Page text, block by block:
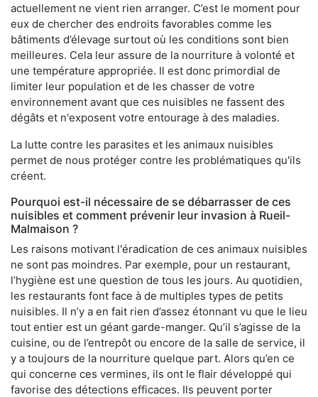
actuellement ne vient rien arranger. C’est le moment pour
eux de chercher des endroits favorables comme les
bâtiments d’élevage surtout où les conditions sont bien
meilleures. Cela leur assure de la nourriture à volonté et
une température appropriée. Il est donc primordial de
limiter leur population et de les chasser de votre
environnement avant que ces nuisibles ne fassent des
dégâts et n'exposent votre entourage à des maladies.
La lutte contre les parasites et les animaux nuisibles
permet de nous protéger contre les problématiques qu'ils
créent.
Pourquoi est-il nécessaire de se débarrasser de ces
nuisibles et comment prévenir leur invasion à Rueil-
Malmaison ?
Les raisons motivant l'éradication de ces animaux nuisibles
ne sont pas moindres. Par exemple, pour un restaurant,
l’hygiène est une question de tous les jours. Au quotidien,
les restaurants font face à de multiples types de petits
nuisibles. Il n’y a en fait rien d’assez étonnant vu que le lieu
tout entier est un géant garde-manger. Qu’il s’agisse de la
cuisine, ou de l’entrepôt ou encore de la salle de service, il
y a toujours de la nourriture quelque part. Alors qu’en ce
qui concerne ces vermines, ils ont le flair développé qui
favorise des détections efficaces. Ils peuvent porter